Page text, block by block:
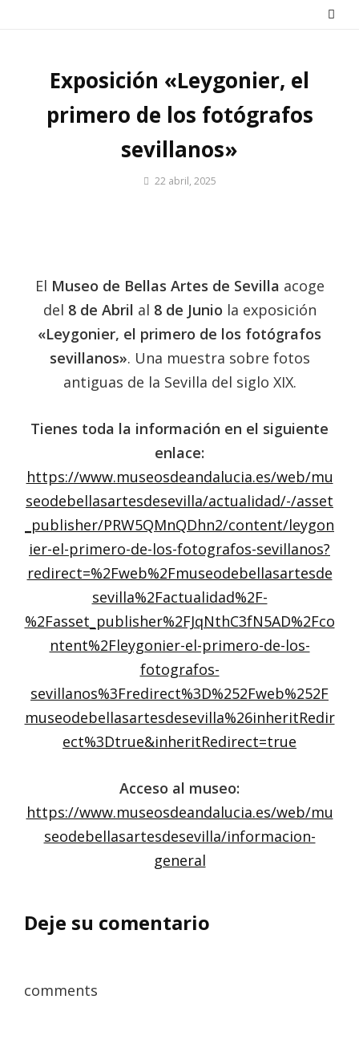
Exposición «Leygonier, el
primero de los fotógrafos
sevillanos»
Por22 abril, 2025
El Museo de Bellas Artes de Sevilla acoge
del 8 de Abril al 8 de Junio la exposición
«Leygonier, el primero de los fotógrafos
sevillanos». Una muestra sobre fotos
antiguas de la Sevilla del siglo XIX.
Tienes toda la información en el siguiente
enlace:
https://www.museosdeandalucia.es/web/mu
seodebellasartesdesevilla/actualidad/-/asset
_publisher/PRW5QMnQDhn2/content/leygon
ier-el-primero-de-los-fotografos-sevillanos?
redirect=%2Fweb%2Fmuseodebellasartesde
sevilla%2Factualidad%2F-
%2Fasset_publisher%2FJqNthC3fN5AD%2Fco
ntent%2Fleygonier-el-primero-de-los-
fotografos-
sevillanos%3Fredirect%3D%252Fweb%252F
museodebellasartesdesevilla%26inheritRedir
ect%3Dtrue&inheritRedirect=true
Acceso al museo:
https://www.museosdeandalucia.es/web/mu
seodebellasartesdesevilla/informacion-
general
Deje su comentario
comments